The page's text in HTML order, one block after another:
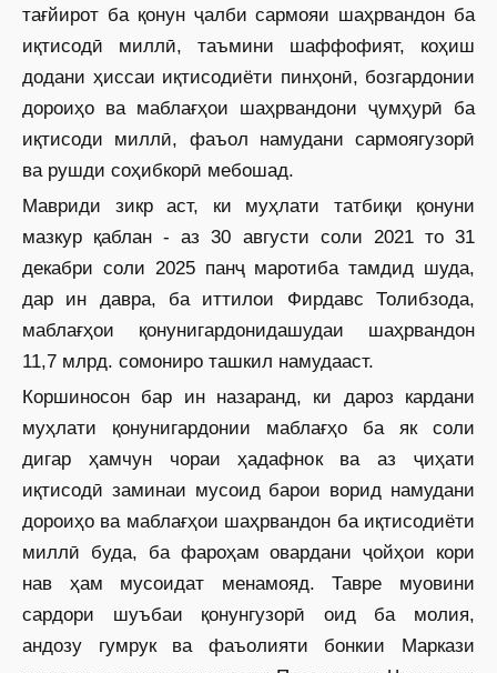
тағйирот ба қонун ҷалби сармояи шаҳрвандон ба
иқтисодӣ миллӣ, таъмини шаффофият, коҳиш
додани ҳиссаи иқтисодиёти пинҳонӣ, бозгардонии
дороиҳо ва маблағҳои шаҳрвандони ҷумҳурӣ ба
иқтисоди миллӣ, фаъол намудани сармоягузорӣ
ва рушди соҳибкорӣ мебошад.
Мавриди зикр аст, ки муҳлати татбиқи қонуни
мазкур қаблан - аз 30 августи соли 2021 то 31
декабри соли 2025 панҷ маротиба тамдид шуда,
дар ин давра, ба иттилои Фирдавс Толибзода,
маблағҳои қонунигардонидашудаи шаҳрвандон
11,7 млрд. сомониро ташкил намудааст.
Коршиносон бар ин назаранд, ки дароз кардани
муҳлати қонунигардонии маблағҳо ба як соли
дигар ҳамчун чораи ҳадафнок ва аз ҷиҳати
иқтисодӣ заминаи мусоид барои ворид намудани
дороиҳо ва маб­лағҳои шаҳрвандон ба иқтисодиёти
миллӣ буда, ба фароҳам овардани ҷойҳои кори
нав ҳам мусоидат менамояд. Тавре муовини
сардори шуъбаи қонунгузорӣ оид ба молия,
андозу гумрук ва фаъолияти бонкии Маркази